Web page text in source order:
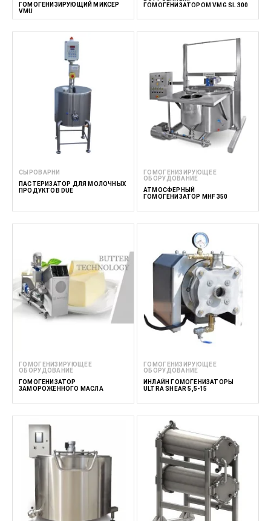
ГОМОГЕНИЗИРУЮЩИЙ МИКСЕР
VMU
ГОМОГЕНИЗАТОРОМ VMG SL 300
СЫРОВАРНИ
ПАСТЕРИЗАТОР ДЛЯ МОЛОЧНЫХ
ПРОДУКТОВ DUE
ГОМОГЕНИЗИРУЮЩЕЕ
ОБОРУДОВАНИЕ
АТМОСФЕРНЫЙ
ГОМОГЕНИЗАТОР MHF 350
ГОМОГЕНИЗИРУЮЩЕЕ
ОБОРУДОВАНИЕ
ГОМОГЕНИЗАТОР
ЗАМОРОЖЕННОГО МАСЛА
ГОМОГЕНИЗИРУЮЩЕЕ
ОБОРУДОВАНИЕ
ИНЛАЙН ГОМОГЕНИЗАТОРЫ
ULTRA SHEAR 5,5-15